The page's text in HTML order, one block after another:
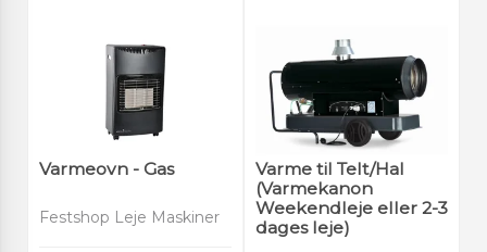
Varmeovn - Gas
Festshop Leje Maskiner
Varme til Telt/Hal
(Varmekanon
Weekendleje eller 2-3
dages leje)